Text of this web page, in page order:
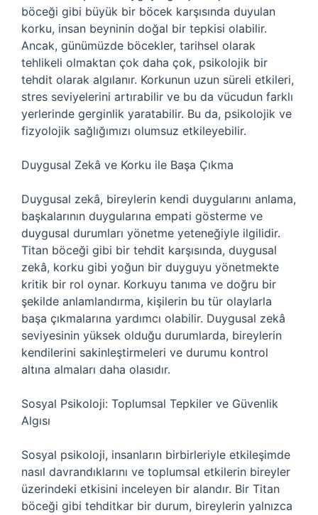
böceği gibi büyük bir böcek karşısında duyulan
korku, insan beyninin doğal bir tepkisi olabilir.
Ancak, günümüzde böcekler, tarihsel olarak
tehlikeli olmaktan çok daha çok, psikolojik bir
tehdit olarak algılanır. Korkunun uzun süreli etkileri,
stres seviyelerini artırabilir ve bu da vücudun farklı
yerlerinde gerginlik yaratabilir. Bu da, psikolojik ve
fizyolojik sağlığımızı olumsuz etkileyebilir.
Duygusal Zekâ ve Korku ile Başa Çıkma
Duygusal zekâ, bireylerin kendi duygularını anlama,
başkalarının duygularına empati gösterme ve
duygusal durumları yönetme yeteneğiyle ilgilidir.
Titan böceği gibi bir tehdit karşısında, duygusal
zekâ, korku gibi yoğun bir duyguyu yönetmekte
kritik bir rol oynar. Korkuyu tanıma ve doğru bir
şekilde anlamlandırma, kişilerin bu tür olaylarla
başa çıkmalarına yardımcı olabilir. Duygusal zekâ
seviyesinin yüksek olduğu durumlarda, bireylerin
kendilerini sakinleştirmeleri ve durumu kontrol
altına almaları daha olasıdır.
Sosyal Psikoloji: Toplumsal Tepkiler ve Güvenlik
Algısı
Sosyal psikoloji, insanların birbirleriyle etkileşimde
nasıl davrandıklarını ve toplumsal etkilerin bireyler
üzerindeki etkisini inceleyen bir alandır. Bir Titan
böceği gibi tehditkar bir durum, bireylerin yalnızca